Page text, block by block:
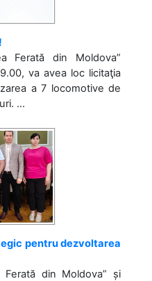
Ferată din Moldova”
va avea loc licitaţia
a 7 locomotive de
...
pentru dezvoltarea
Ferată din Moldova” și